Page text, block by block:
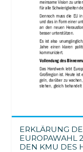
ERKLÄRUNG
EUROPAWAHL
DEN KMU DES